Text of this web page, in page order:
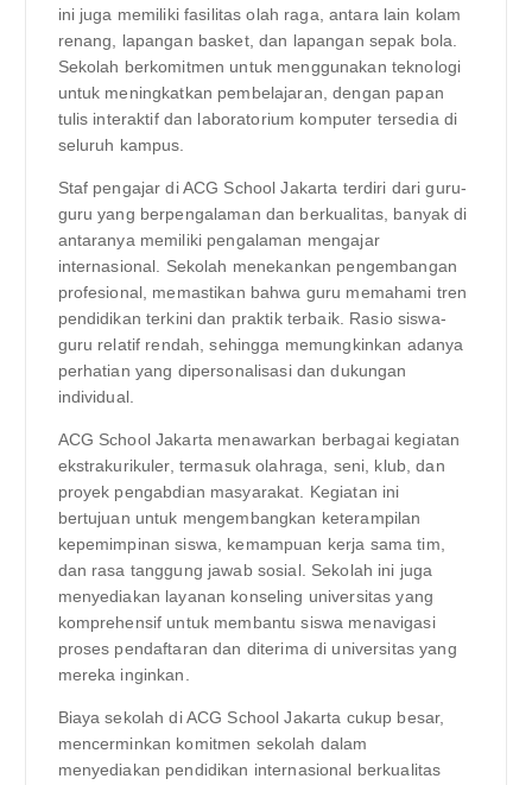
ini juga memiliki fasilitas olah raga, antara lain kolam
renang, lapangan basket, dan lapangan sepak bola.
Sekolah berkomitmen untuk menggunakan teknologi
untuk meningkatkan pembelajaran, dengan papan
tulis interaktif dan laboratorium komputer tersedia di
seluruh kampus.
Staf pengajar di ACG School Jakarta terdiri dari guru-
guru yang berpengalaman dan berkualitas, banyak di
antaranya memiliki pengalaman mengajar
internasional. Sekolah menekankan pengembangan
profesional, memastikan bahwa guru memahami tren
pendidikan terkini dan praktik terbaik. Rasio siswa-
guru relatif rendah, sehingga memungkinkan adanya
perhatian yang dipersonalisasi dan dukungan
individual.
ACG School Jakarta menawarkan berbagai kegiatan
ekstrakurikuler, termasuk olahraga, seni, klub, dan
proyek pengabdian masyarakat. Kegiatan ini
bertujuan untuk mengembangkan keterampilan
kepemimpinan siswa, kemampuan kerja sama tim,
dan rasa tanggung jawab sosial. Sekolah ini juga
menyediakan layanan konseling universitas yang
komprehensif untuk membantu siswa menavigasi
proses pendaftaran dan diterima di universitas yang
mereka inginkan.
Biaya sekolah di ACG School Jakarta cukup besar,
mencerminkan komitmen sekolah dalam
menyediakan pendidikan internasional berkualitas